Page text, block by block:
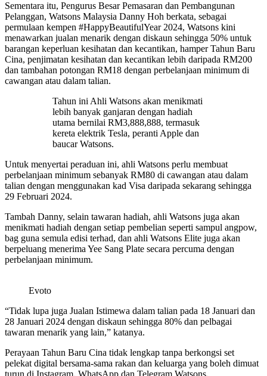
Sementara itu, Pengurus Besar Pemasaran dan Pembangunan
Pelanggan, Watsons Malaysia Danny Hoh berkata, sebagai
permulaan kempen #HappyBeautifulYear 2024, Watsons kini
menawarkan jualan menarik dengan diskaun sehingga 50% untuk
barangan keperluan kesihatan dan kecantikan, hamper Tahun Baru
Cina, penjimatan kesihatan dan kecantikan lebih daripada RM200
dan tambahan potongan RM18 dengan perbelanjaan minimum di
cawangan atau dalam talian.
Tahun ini Ahli Watsons akan menikmati
lebih banyak ganjaran dengan hadiah
utama bernilai RM3,888,888, termasuk
kereta elektrik Tesla, peranti Apple dan
baucar Watsons.
Untuk menyertai peraduan ini, ahli Watsons perlu membuat
perbelanjaan minimum sebanyak RM80 di cawangan atau dalam
talian dengan menggunakan kad Visa daripada sekarang sehingga
29 Februari 2024.
Tambah Danny, selain tawaran hadiah, ahli Watsons juga akan
menikmati hadiah dengan setiap pembelian seperti sampul angpow,
bag guna semula edisi terhad, dan ahli Watsons Elite juga akan
berpeluang menerima Yee Sang Plate secara percuma dengan
perbelanjaan minimum.
Evoto
“Tidak lupa juga Jualan Istimewa dalam talian pada 18 Januari dan
28 Januari 2024 dengan diskaun sehingga 80% dan pelbagai
tawaran menarik yang lain,” katanya.
Perayaan Tahun Baru Cina tidak lengkap tanpa berkongsi set
pelekat digital bersama-sama rakan dan keluarga yang boleh dimuat
turun di Instagram, WhatsApp dan Telegram Watsons.